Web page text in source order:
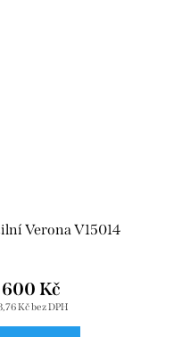
Verona V15014
Kč bez DPH
Kč